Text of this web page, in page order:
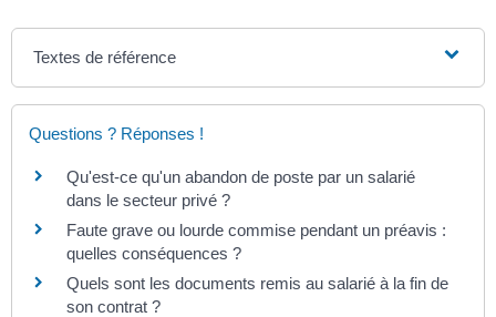
Textes de référence
Questions ? Réponses !
Qu'est-ce qu'un abandon de poste par un salarié
dans le secteur privé ?
Faute grave ou lourde commise pendant un préavis :
quelles conséquences ?
Quels sont les documents remis au salarié à la fin de
son contrat ?